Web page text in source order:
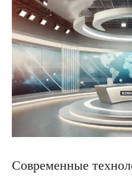
Современные